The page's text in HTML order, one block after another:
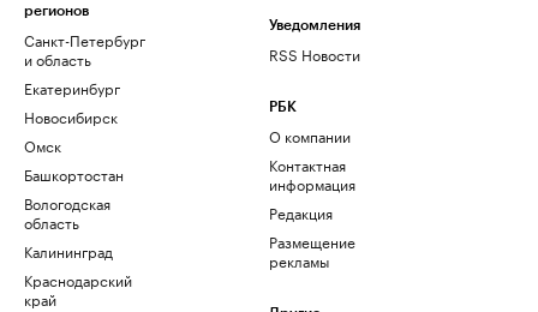
регионов
Санкт-Петербург
и область
Екатеринбург
Новосибирск
Омск
Башкортостан
Вологодская
область
Калининград
Краснодарский
край
Уведомления
RSS Новости
РБК
О компании
Контактная
информация
Редакция
Размещение
рекламы